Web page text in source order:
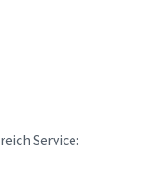
Service: